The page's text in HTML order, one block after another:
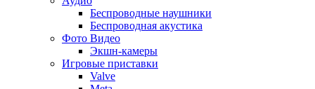
Беспроводные наушники
Беспроводная акустика
Фото Видео
Экшн-камеры
Игровые приставки
Valve